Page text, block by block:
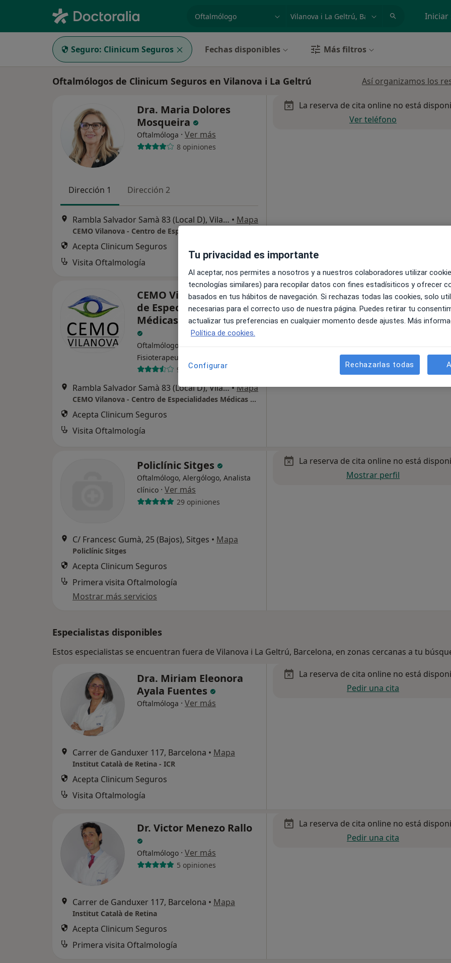
especialidad, enfermedad o nombre Iniciar
Seguro: Clinicum Seguros Fechas disponibles Más filtros
Oftalmólogos de Clinicum Seguros en Vilanova i La Geltrú Así organizamos los
Dra. Maria Dolores
Mosqueira
Oftalmóloga · Ver más
8 opiniones
Dirección 1 Dirección 2
Rambla Salvador Samà 83 (Local D), Vilanova i La Geltrú • Mapa
Acepta Clinicum Seguros
Visita Oftalmología
La reserva de cita online no está
Ver teléfono
CEMO Vilanova - Centro
de Especialidades
Médicas y Oftalmología
Oftalmólogo, Dermatólogo,
Fisioterapeuta
9 opiniones
Rambla Salvador Samà 83 (Local D), Vilanova i La Geltrú•Mapa
CEMO Vilanova - Centro de Especialidades Médicas y Oftalmología
Acepta Clinicum Seguros
Visita Oftalmología
La reserva de cita online no está
Mostrar perfil
Policlínic Sitges
Oftalmólogo, Alergólogo, Analista
clínico · Ver más
29 opiniones
C/ Francesc Gumà, 25 (Bajos), Sitges • Mapa
Policlínic Sitges
Acepta Clinicum Seguros
Primera visita Oftalmología
Mostrar más servicios
La reserva de cita online no está
Mostrar perfil
Especialistas disponibles
Estos especialistas se encuentran fuera de Vilanova i La Geltrú, Barcelona, en zonas cercanas a tu
Dra. Miriam Eleonora
Ayala Fuentes
Oftalmóloga · Ver más
Carrer de Ganduxer 117, Barcelona • Mapa
Institut Català de Retina - ICR
Acepta Clinicum Seguros
Visita Oftalmología
La reserva de cita online no está
Pedir una cita
Dr. Victor Menezo Rallo
Oftalmólogo · Ver más
5 opiniones
Carrer de Ganduxer 117, Barcelona • Mapa
Institut Català de Retina
Acepta Clinicum Seguros
Primera visita Oftalmología
La reserva de cita online no está
Pedir una cita
Tu privacidad es importante
Al aceptar, nos permites a nosotros y a nuestros colaboradores utilizar
tecnologías similares) para recopilar datos con fines estadísiticos y ofrecer
basados en tus hábitos de navegación. Si rechazas todas las cookies, solo
necesarias para el correcto uso de nuestra página. Puedes retirar tu
actualizar tus preferencias en cualquier momento desde ajustes. Más
Política de cookies.
Configurar Rechazarlas todas